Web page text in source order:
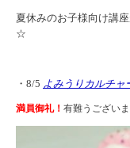
夏休みのお子様向け講
☆
・8/5 よみうりカルチャ
満員御礼！ 有難うございま